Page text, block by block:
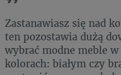
Zastanawiasz się nad
ten pozostawia dużą
wybrać modne meble
kolorach: białym czy